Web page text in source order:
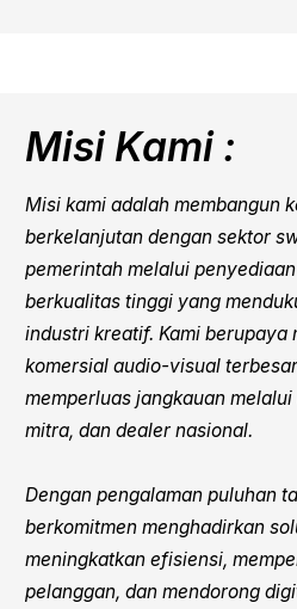
Misi Kami :
Misi kami adalah membangun
berkelanjutan dengan sektor
pemerintah melalui
berkualitas tinggi yang
industri kreatif. Kami berupaya
komersial audio-visual
memperluas jangkauan
mitra, dan dealer nasional.
Dengan pengalaman puluhan
berkomitmen menghadirkan
meningkatkan efisiensi,
pelanggan, dan mendorong